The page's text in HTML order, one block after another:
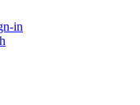
in